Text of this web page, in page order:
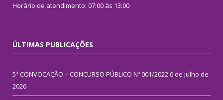
Horário de atendimento: 07:00 às 13:00
ÚLTIMAS PUBLICAÇÕES
5ª CONVOCAÇÃO – CONCURSO PÚBLICO Nº 001/2022 6 de julho de
2026